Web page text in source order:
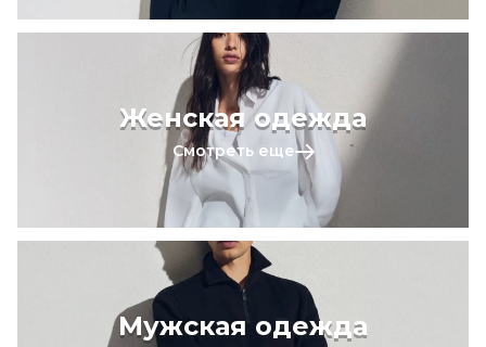
Женская одежда
Смотреть еще
Мужская одежда